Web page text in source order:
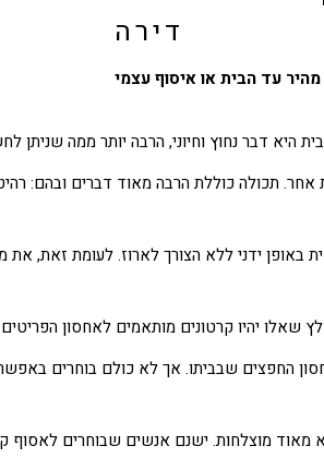
דירה
עד הבית או איסוף עצמי
היא דבר נחוץ וחיוני, הרבה יותר ממה שניתן
תכולה כוללת הרבה מאוד דברים ובהם:
ידני ללא הצורך לארוז. לעומת זאת, את
שאלו יהיו קרטונים מותאמים לאחסון
החפצים שבביתו. אך לא כולם בוחרים
מוצלחות. ישנם אנשים שבוחרים לאסוף